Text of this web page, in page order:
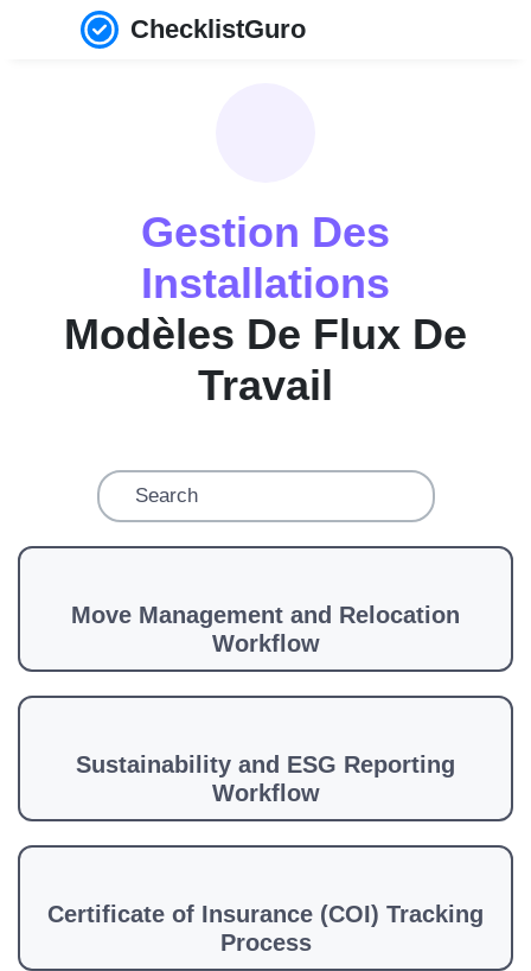
ChecklistGuro
Gestion Des
Installations
Modèles De Flux De
Travail
Move Management and Relocation
Workflow
Sustainability and ESG Reporting
Workflow
Certificate of Insurance (COI) Tracking
Process